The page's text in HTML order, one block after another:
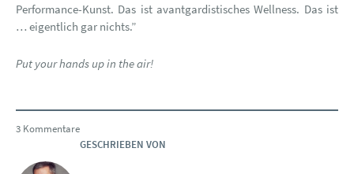
Performance-Kunst. Das ist avantgardistisches Wellness. Das ist
… eigentlich gar nichts.”
Put your hands up in the air!
3 Kommentare
GESCHRIEBEN VON